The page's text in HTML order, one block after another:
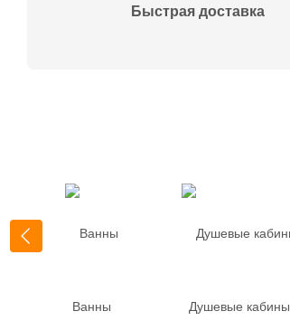
Быстрая доставка
Ванны Душевые кабины